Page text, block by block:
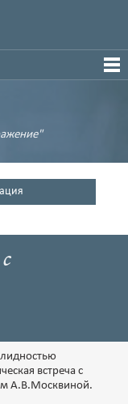
встреча с
А.В.Москвиной.